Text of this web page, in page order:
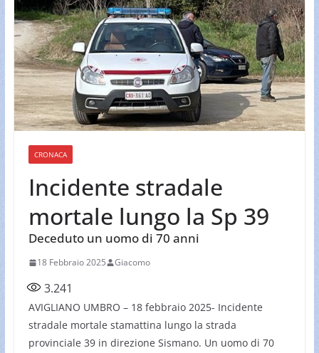
CRONACA
Incidente stradale
mortale lungo la Sp 39
Deceduto un uomo di 70 anni
18 Febbraio 2025 Giacomo
3.241
AVIGLIANO UMBRO – 18 febbraio 2025- Incidente
stradale mortale stamattina lungo la strada
provinciale 39 in direzione Sismano. Un uomo di 70